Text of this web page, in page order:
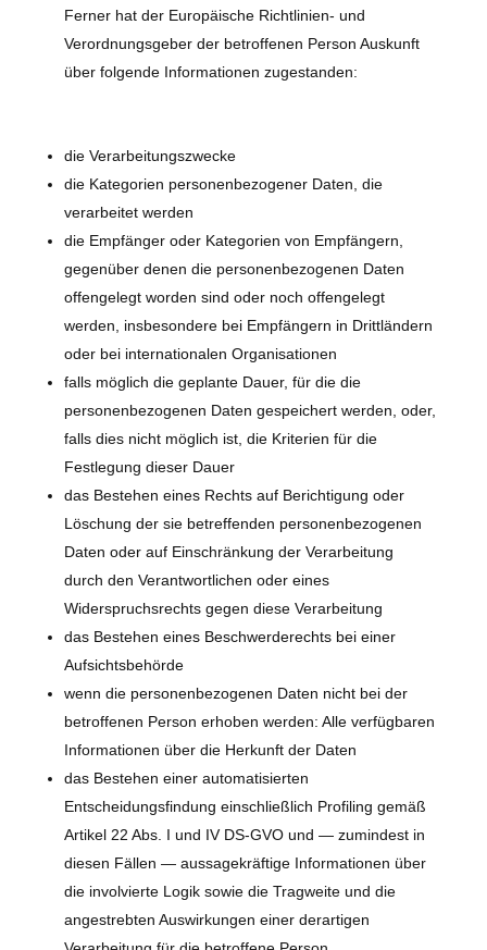
Ferner hat der Europäische Richtlinien- und
Verordnungsgeber der betroffenen Person Auskunft
über folgende Informationen zugestanden:
die Verarbeitungszwecke
die Kategorien personenbezogener Daten, die
verarbeitet werden
die Empfänger oder Kategorien von Empfängern,
gegenüber denen die personenbezogenen Daten
offengelegt worden sind oder noch offengelegt
werden, insbesondere bei Empfängern in Drittländern
oder bei internationalen Organisationen
falls möglich die geplante Dauer, für die die
personenbezogenen Daten gespeichert werden, oder,
falls dies nicht möglich ist, die Kriterien für die
Festlegung dieser Dauer
das Bestehen eines Rechts auf Berichtigung oder
Löschung der sie betreffenden personenbezogenen
Daten oder auf Einschränkung der Verarbeitung
durch den Verantwortlichen oder eines
Widerspruchsrechts gegen diese Verarbeitung
das Bestehen eines Beschwerderechts bei einer
Aufsichtsbehörde
wenn die personenbezogenen Daten nicht bei der
betroffenen Person erhoben werden: Alle verfügbaren
Informationen über die Herkunft der Daten
das Bestehen einer automatisierten
Entscheidungsfindung einschließlich Profiling gemäß
Artikel 22 Abs. I und IV DS-GVO und — zumindest in
diesen Fällen — aussagekräftige Informationen über
die involvierte Logik sowie die Tragweite und die
angestrebten Auswirkungen einer derartigen